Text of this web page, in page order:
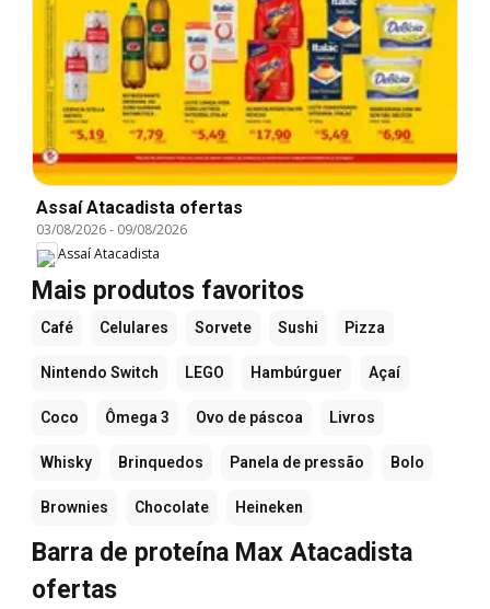
Assaí Atacadista ofertas
03/08/2026- 09/08/2026
Assaí Atacadista
Mais produtos favoritos
Café Celulares Sorvete Sushi Pizza
Nintendo Switch LEGO Hambúrguer Açaí
Coco Ômega 3 Ovo de páscoa Livros
Whisky Brinquedos Panela de pressão Bolo
Brownies Chocolate Heineken
Barra de proteína Max Atacadista
ofertas